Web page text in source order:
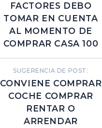
FACTORES DEBO
TOMAR EN CUENTA
AL MOMENTO DE
COMPRAR CASA 100
SUGERENCIA DE POST:
CONVIENE COMPRAR
COCHE COMPRAR
RENTAR O
ARRENDAR